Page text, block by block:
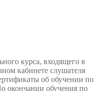
курса, входящего в
кабинете слушателя
об обучении по
окончании обучения по